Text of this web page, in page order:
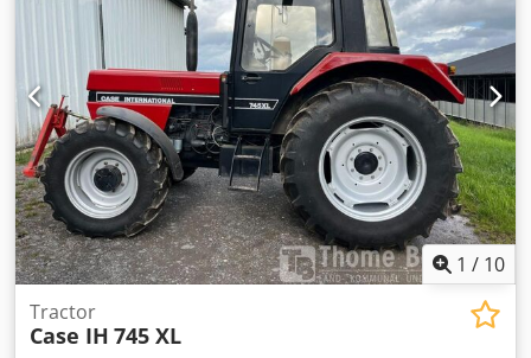
1 / 10
Tractor
Case IH 745 XL